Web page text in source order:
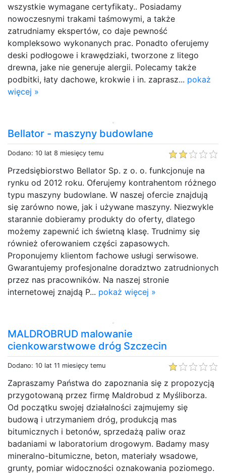
wszystkie wymagane certyfikaty.. Posiadamy
nowoczesnymi trakami taśmowymi, a także
zatrudniamy ekspertów, co daje pewność
kompleksowo wykonanych prac. Ponadto oferujemy
deski podłogowe i krawędziaki, tworzone z litego
drewna, jake nie generuje alergii. Polecamy także
podbitki, łaty dachowe, krokwie i in. zaprasz... pokaż
więcej »
Bellator - maszyny budowlane
Dodano: 10 lat 8 miesięcy temu
Przedsiębiorstwo Bellator Sp. z o. o. funkcjonuje na
rynku od 2012 roku. Oferujemy kontrahentom różnego
typu maszyny budowlane. W naszej ofercie znajdują
się zarówno nowe, jak i używane maszyny. Niezwykle
starannie dobieramy produkty do oferty, dlatego
możemy zapewnić ich świetną klasę. Trudnimy się
również oferowaniem części zapasowych.
Proponujemy klientom fachowe usługi serwisowe.
Gwarantujemy profesjonalne doradztwo zatrudnionych
przez nas pracowników. Na naszej stronie
internetowej znajdą P... pokaż więcej »
MALDROBRUD malowanie
cienkowarstwowe dróg Szczecin
Dodano: 10 lat 11 miesięcy temu
Zapraszamy Państwa do zapoznania się z propozycją
przygotowaną przez firmę Maldrobud z Myśliborza.
Od początku swojej działalności zajmujemy się
budową i utrzymaniem dróg, produkcją mas
bitumicznych i betonów, sprzedażą paliw oraz
badaniami w laboratorium drogowym. Badamy masy
mineralno-bitumiczne, beton, materiały wsadowe,
grunty, pomiar widoczności oznakowania poziomego.